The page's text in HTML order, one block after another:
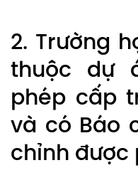
2. Trường
thuộc dự
phép cấp
và có Báo
chỉnh được